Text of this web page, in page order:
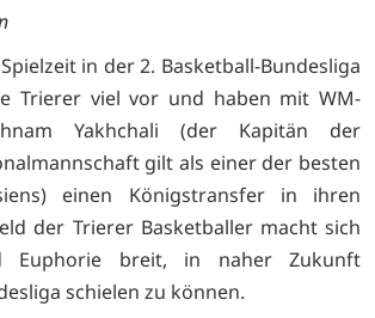
in der 2. Basketball-Bundesliga
Trierer viel vor und haben mit WM-
Yakhchali (der Kapitän der
gilt als einer der besten
einen Königstransfer in ihren
der Trierer Basketballer macht sich
Euphorie breit, in naher Zukunft
schielen zu können.